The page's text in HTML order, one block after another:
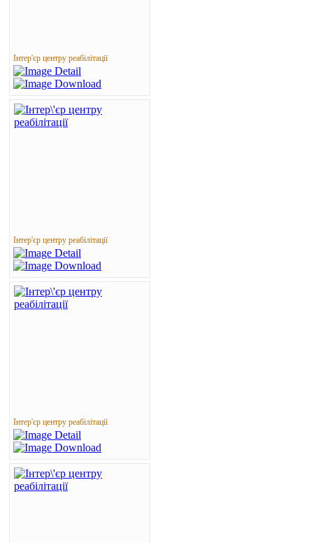
Інтер'єр центру реабілітації
Інтер'єр центру реабілітації
Інтер'єр центру реабілітації